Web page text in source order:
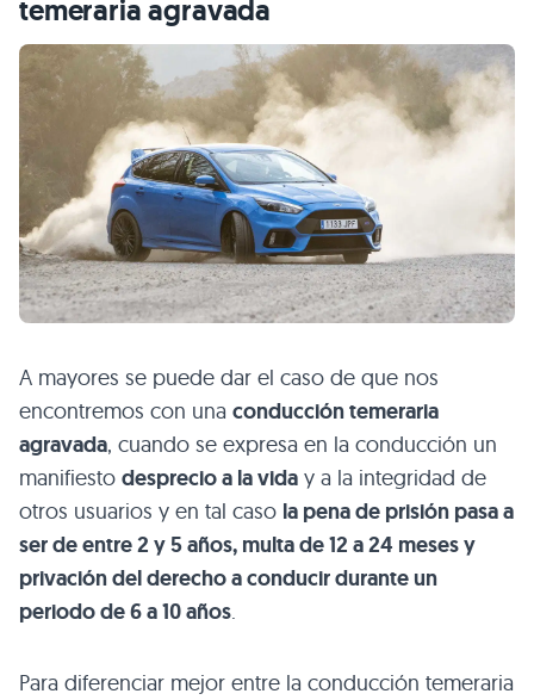
temeraria agravada
A mayores se puede dar el caso de que nos
encontremos con una conducción temeraria
agravada, cuando se expresa en la conducción un
manifiesto desprecio a la vida y a la integridad de
otros usuarios y en tal caso la pena de prisión pasa a
ser de entre 2 y 5 años, multa de 12 a 24 meses y
privación del derecho a conducir durante un
periodo de 6 a 10 años
Para diferenciar mejor entre la conducción temeraria